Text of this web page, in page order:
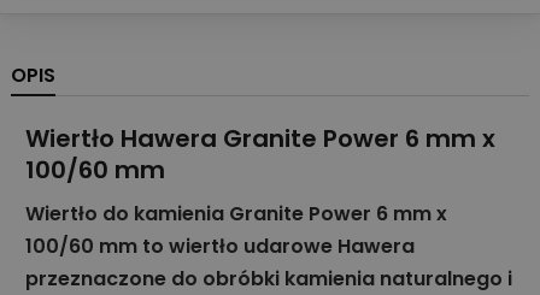
OPIS
Wiertło Hawera Granite Power 6 mm x
100/60 mm
Wiertło do kamienia Granite Power 6 mm x
100/60 mm to wiertło udarowe Hawera
przeznaczone do obróbki kamienia naturalnego i